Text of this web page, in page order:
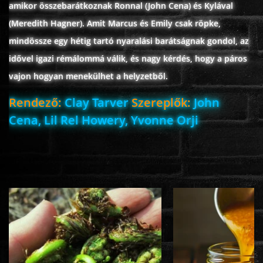
ÉLŐ ADÁSOK (LIVE)
SOROZAT
KARÁCSONYI FILMEK
PC-GAME
amikor összebarátkoznak Ronnal (John Cena) és Kylával
(Meredith Hagner). Amit Marcus és Emily csak röpke,
mindössze egy hétig tartó nyaralási barátságnak gondol, az
idővel igazi rémálommá válik, és nagy kérdés, hogy a páros
vajon hogyan menekülhet a helyzetből.
Rendező:Clay TarverSzereplők:John
Cena, Lil Rel Howery, Yvonne Orji